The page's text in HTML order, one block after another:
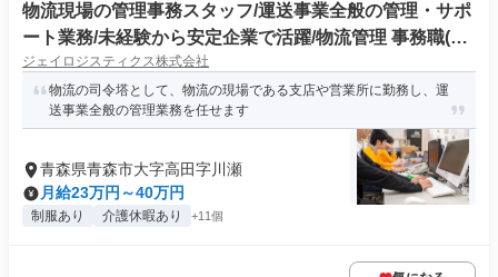
物流現場の管理事務スタッフ/運送事業全般の管理・サポ
ート業務/未経験から安定企業で活躍/物流管理 事務職(正
社員)
ジェイロジスティクス株式会社
物流の司令塔として、物流の現場である支店や営業所に勤務し、運
送事業全般の管理業務を任せます
青森県青森市大字高田字川瀬
月給23万円～40万円
制服あり 介護休暇あり +11個